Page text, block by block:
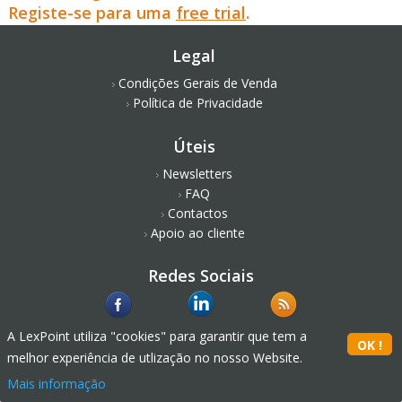
Registe-se para uma free trial.
Legal
Condições Gerais de Venda
Política de Privacidade
Úteis
Newsletters
FAQ
Contactos
Apoio ao cliente
Redes Sociais
A LexPoint utiliza "cookies" para garantir que tem a
melhor experiência de utlização no nosso Website.
Mais informação